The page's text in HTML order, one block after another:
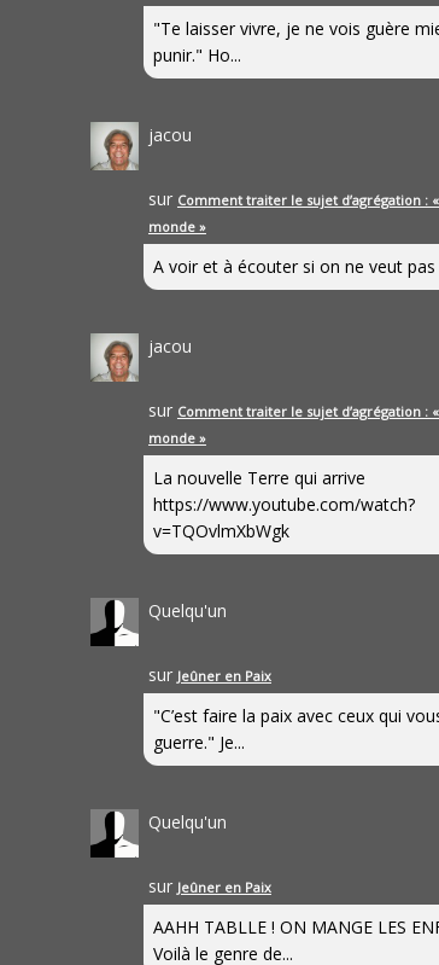
"Te laisser vivre, je ne vois guère
punir." Ho...
jacou
sur Comment traiter le sujet d’agrégation :
monde »
A voir et à écouter si on ne veut pas
jacou
sur Comment traiter le sujet d’agrégation :
monde »
La nouvelle Terre qui arrive
https://www.youtube.com/watch?
v=TQOvlmXbWgk
Quelqu'un
sur Jeûner en Paix
"C’est faire la paix avec ceux qui
guerre." Je...
Quelqu'un
sur Jeûner en Paix
AAHH TABLLE ! ON MANGE LES
Voilà le genre de...